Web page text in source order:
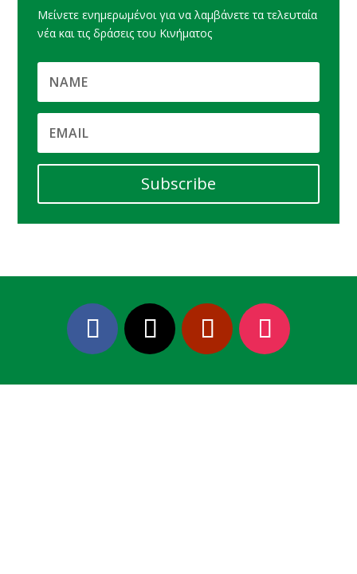
Μείνετε ενημερωμένοι για να λαμβάνετε τα τελευταία
νέα και τις δράσεις του Κινήματος
Subscribe